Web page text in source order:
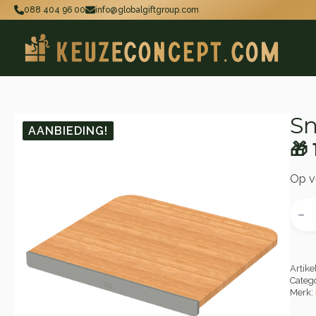
088 404 96 00 info@globalgiftgroup.com
AANBIEDING!
🎁
🎁
🎁
Op
met
Merk: